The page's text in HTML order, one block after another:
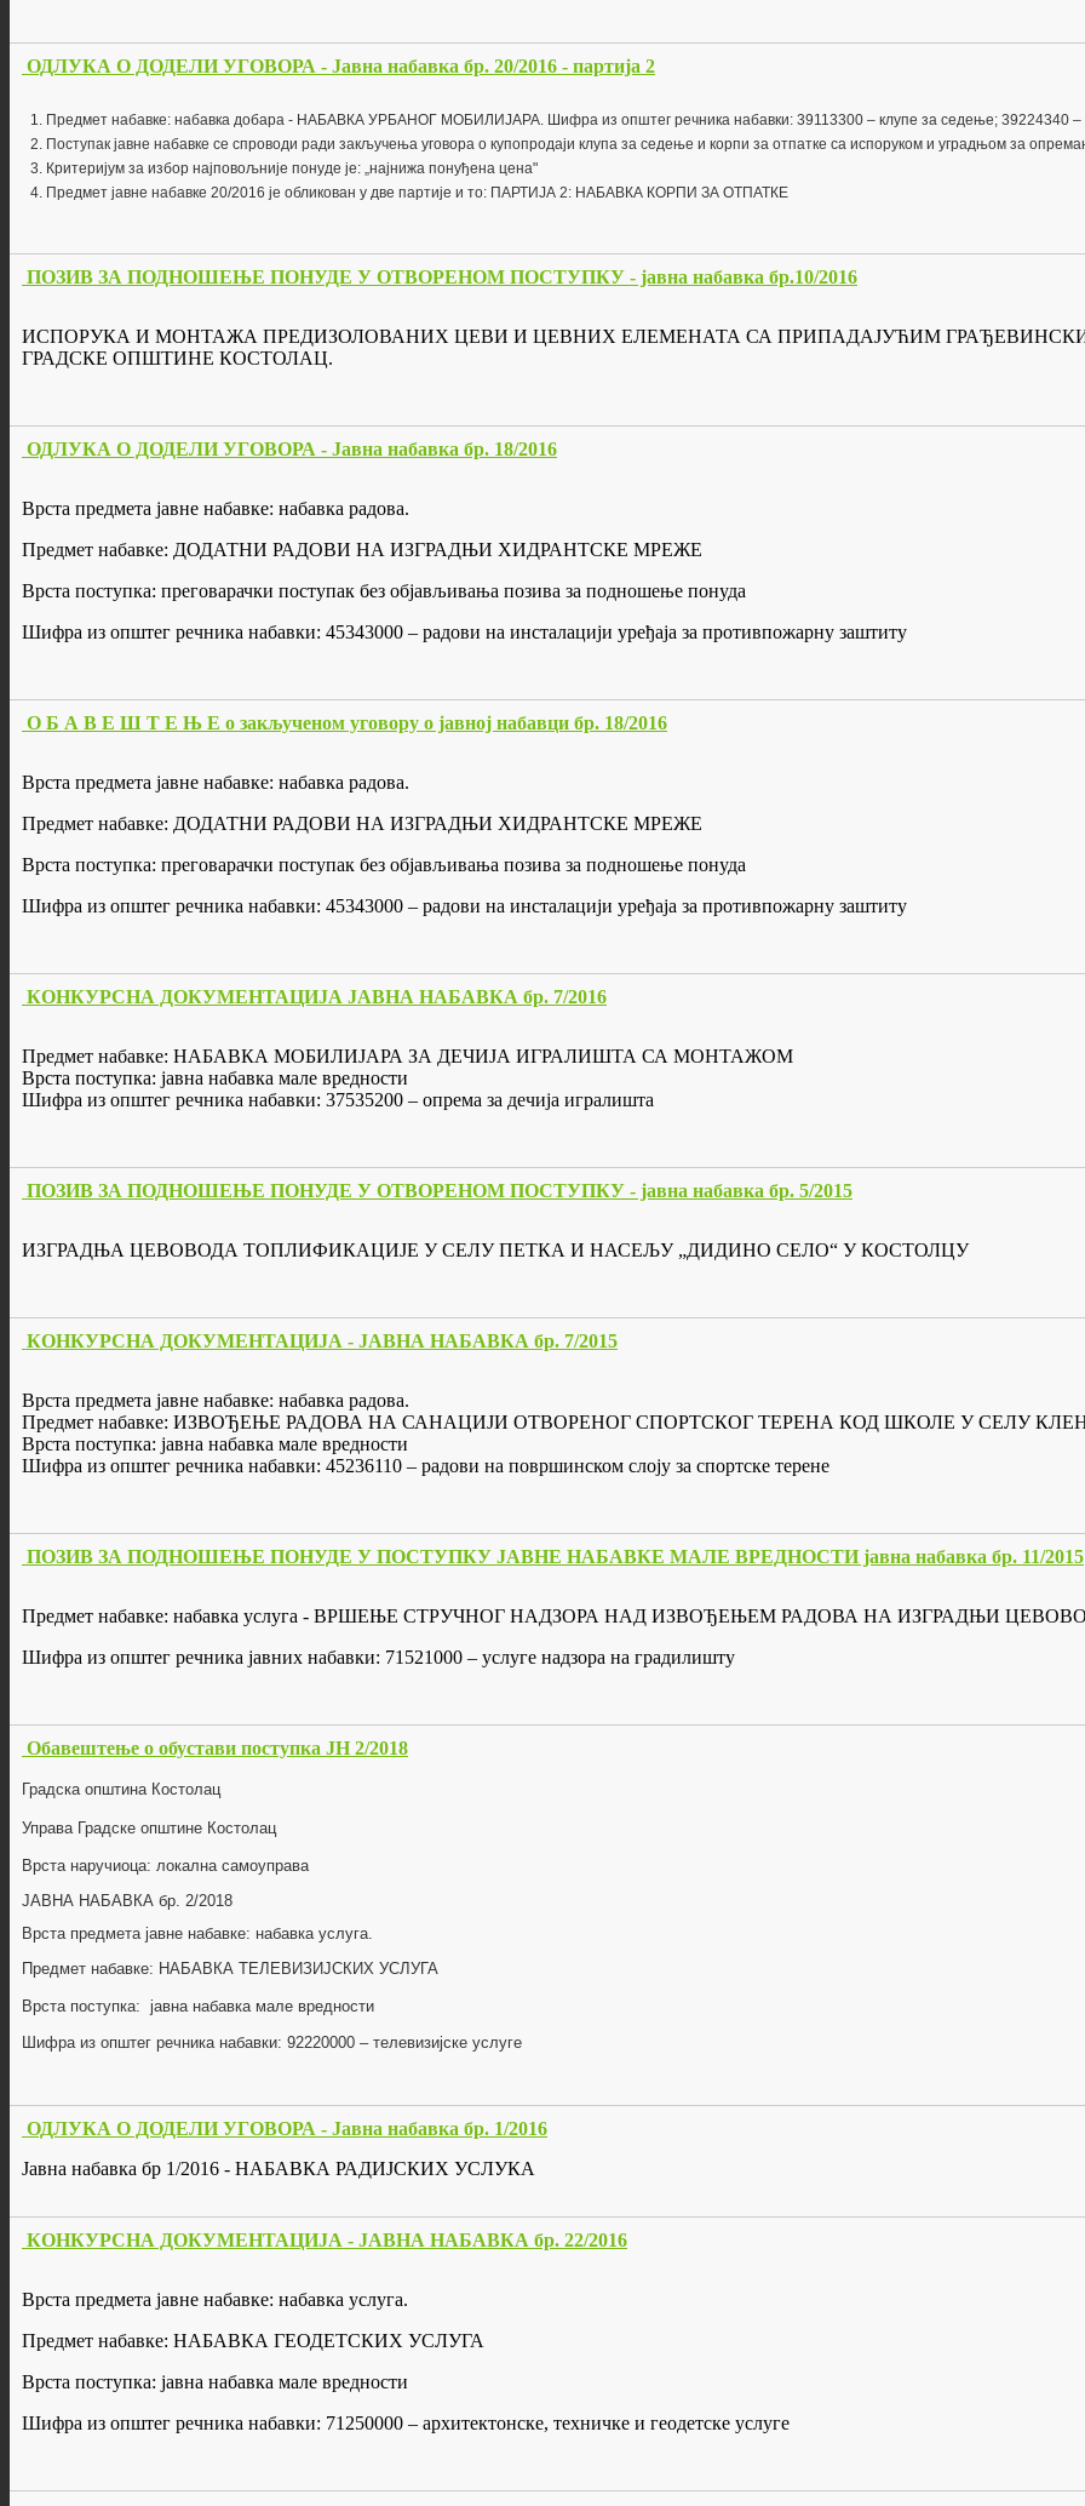
ОДЛУКА О ДОДЕЛИ УГОВОРА - Јавна набавка бр. 20/2016 - партија 2
Предмет набавке: набавка добара - НАБАВКА УРБАНОГ МОБИЛИЈАРА. Шифра из општег речника набавки: 39113300 – клупе за седење; 39224340 –
Поступак јавне набавке се спроводи ради закључења уговора о купопродаји клупа за седење и корпи за отпатке са испоруком и уградњом за
Критеријум за избор најповољније понуде је: „најнижа понуђена цена"
Предмет јавне набавке 20/2016 је обликован у две партије и то: ПАРТИЈА 2: НАБАВКА КОРПИ ЗА ОТПАТКЕ
ПОЗИВ ЗА ПОДНОШЕЊЕ ПОНУДЕ У ОТВОРЕНОМ ПОСТУПКУ - јавна набавка бр.10/2016
ИСПОРУКА И МОНТАЖА ПРЕДИЗОЛОВАНИХ ЦЕВИ И ЦЕВНИХ ЕЛЕМЕНАТА СА ПРИПАДАЈУЋИМ
ГРАДСКЕ ОПШТИНЕ КОСТОЛАЦ.
ОДЛУКА О ДОДЕЛИ УГОВОРА - Јавна набавка бр. 18/2016
Врста предмета јавне набавке: набавка радова.
Предмет набавке: ДОДАТНИ РАДОВИ НА ИЗГРАДЊИ ХИДРАНТСКЕ МРЕЖЕ
Врста поступка: преговарачки поступак без објављивања позива за подношење понуда
Шифра из општег речника набавки: 45343000 – радови на инсталацији уређаја за противпожарну заштиту
О Б А В Е Ш Т Е Њ Е о закљученом уговору о јавној набавци бр. 18/2016
Врста предмета јавне набавке: набавка радова.
Предмет набавке: ДОДАТНИ РАДОВИ НА ИЗГРАДЊИ ХИДРАНТСКЕ МРЕЖЕ
Врста поступка: преговарачки поступак без објављивања позива за подношење понуда
Шифра из општег речника набавки: 45343000 – радови на инсталацији уређаја за противпожарну заштиту
КОНКУРСНА ДОКУМЕНТАЦИЈА ЈАВНА НАБАВКА бр. 7/2016
Предмет набавке: НАБАВКА МОБИЛИЈАРА ЗА ДЕЧИЈА ИГРАЛИШТА СА МОНТАЖОМ
Врста поступка: јавна набавка мале вредности
Шифра из општег речника набавки: 37535200 – опрема за дечија игралишта
ПОЗИВ ЗА ПОДНОШЕЊЕ ПОНУДЕ У ОТВОРЕНОМ ПОСТУПКУ - јавна набавка бр. 5/2015
ИЗГРАДЊА ЦЕВОВОДА ТОПЛИФИКАЦИЈЕ У СЕЛУ ПЕТКА И НАСЕЉУ „ДИДИНО СЕЛО“ У КОСТОЛЦУ
КОНКУРСНА ДОКУМЕНТАЦИЈА - ЈАВНА НАБАВКА бр. 7/2015
Врста предмета јавне набавке: набавка радова.
Предмет набавке: ИЗВОЂЕЊЕ РАДОВА НА САНАЦИЈИ ОТВОРЕНОГ СПОРТСКОГ ТЕРЕНА КОД ШКОЛЕ У СЕЛУ
Врста поступка: јавна набавка мале вредности
Шифра из општег речника набавки: 45236110 – радови на површинском слоју за спортске терене
ПОЗИВ ЗА ПОДНОШЕЊЕ ПОНУДЕ У ПОСТУПКУ ЈАВНЕ НАБАВКЕ МАЛЕ ВРЕДНОСТИ јавна набавка бр. 11/2015
Предмет набавке: набавка услуга - ВРШЕЊЕ СТРУЧНОГ НАДЗОРА НАД ИЗВОЂЕЊЕМ РАДОВА НА ИЗГРАДЊИ
Шифра из општег речника јавних набавки: 71521000 – услуге надзора на градилишту
Обавештење о обустави поступка ЈН 2/2018
Градска општина Костолац
Управа Градске општине Костолац
Врста наручиоца: локална самоуправа
ЈАВНА НАБАВКА бр. 2/2018
Врста предмета јавне набавке: набавка услуга.
Предмет набавке: НАБАВКА ТЕЛЕВИЗИЈСКИХ УСЛУГА
Врста поступка: јавна набавка мале вредности
Шифра из општег речника набавки: 92220000 – телевизијске услуге
ОДЛУКА О ДОДЕЛИ УГОВОРА - Јавна набавка бр. 1/2016
Јавна набавка бр 1/2016 - НАБАВКА РАДИЈСКИХ УСЛУКА
КОНКУРСНА ДОКУМЕНТАЦИЈА - ЈАВНА НАБАВКА бр. 22/2016
Врста предмета јавне набавке: набавка услуга.
Предмет набавке: НАБАВКА ГЕОДЕТСКИХ УСЛУГА
Врста поступка: јавна набавка мале вредности
Шифра из општег речника набавки: 71250000 – архитектонске, техничке и геодетске услуге